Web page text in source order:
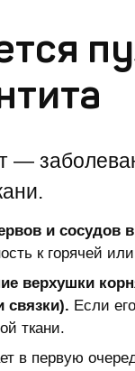
—
и сосудов
к горячей
верхушки
связки). Если
ткани.
в первую